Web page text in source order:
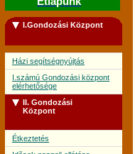
I.Gondozási Központ
Házi segítségnyújtás
I.számú Gondozási központ
elérhetősége
II. Gondozási
Központ
Étkeztetés